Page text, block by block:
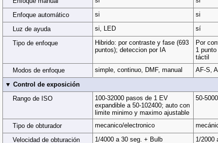
Enfoque automático
si
si
Luz de ayuda
si, LED
sí
Tipo de enfoque
Hibrido: por contraste y fase (693
puntos); deteccion por IA
Por
1
táctil
Modos de enfoque
simple, continuo, DMF, manual
AF-S,
▼ Control de exposición
Rango de ISO
100-32000 pasos de 1 EV
expandible a 50-102400; auto con
limite minimo y maximo ajustable
50-
Tipo de obturador mecanico/electronico
Velocidad de obturación
1/4000 a 30 seg. + Bulb
1/2000